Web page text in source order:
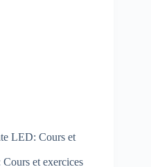
LED: Cours et
et exercices